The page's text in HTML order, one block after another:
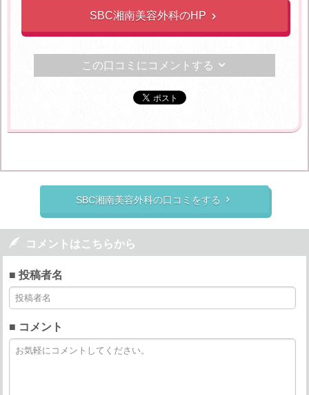
SBC湘南美容外科のHP 
この口コミにコメントする 
SBC湘南美容外科の口コミをする 
 コメントはこちらから
■ 投稿者名
■ コメント